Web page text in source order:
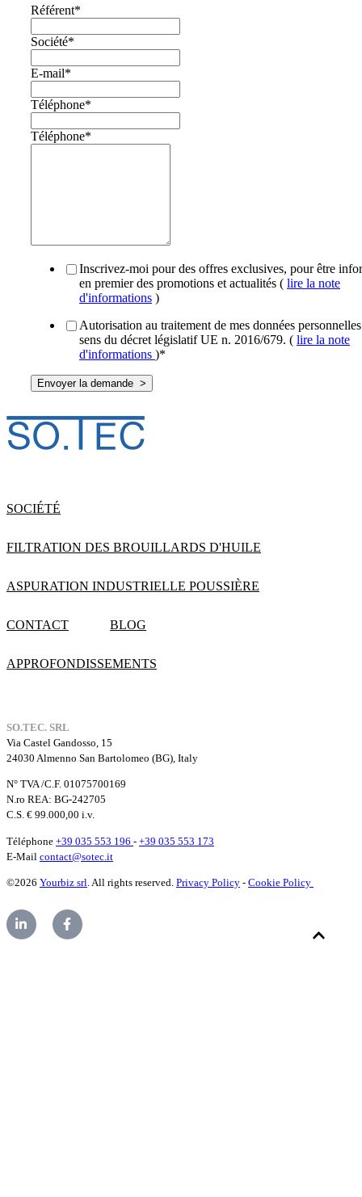
Référent*
Société*
E-mail*
Téléphone*
Téléphone*
Inscrivez-moi pour des offres exclusives, pour être
en premier des promotions et actualités ( lire la note
d'informations )
Autorisation au traitement de mes données
sens du décret législatif UE n. 2016/679. ( lire la note
d'informations )*
SOCIÉTÉ
FILTRATION DES BROUILLARDS D'HUILE
ASPURATION INDUSTRIELLE POUSSIÈRE
CONTACT BLOG
APPROFONDISSEMENTS
SO.TEC. SRL
Via Castel Gandosso, 15
24030 Almenno San Bartolomeo (BG), Italy
N° TVA /C.F. 01075700169
N.ro REA: BG-242705
C.S. € 99.000,00 i.v.
Téléphone +39 035 553 196 - +39 035 553 173
E-Mail contact@sotec.it
©2026 Yourbiz srl . All rights reserved. Privacy Policy - Cookie Policy